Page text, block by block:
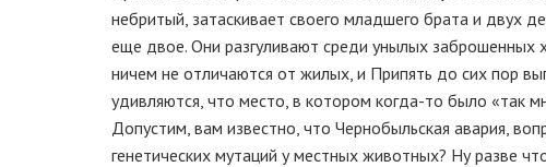
небритый, затаскивает своего младшего брата и двух
еще двое. Они разгуливают среди унылых
ничем не отличаются от жилых, и Припять до сих пор
удивляются, что место, в котором когда-то было «так
Допустим, вам известно, что Чернобыльская авария,
генетических мутаций у местных животных? Ну разве